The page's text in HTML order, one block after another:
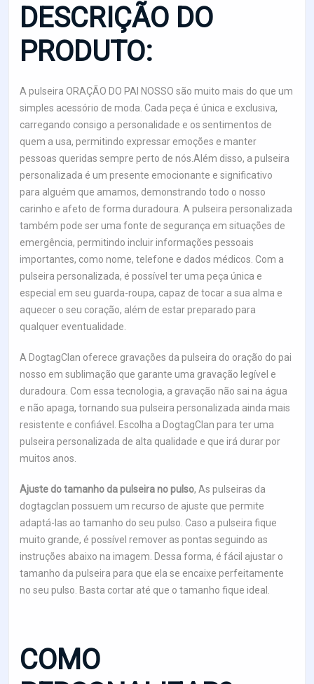
DESCRIÇÃO DO
PRODUTO:
A pulseira ORAÇÃO DO PAI NOSSO são muito mais do que um
simples acessório de moda. Cada peça é única e exclusiva,
carregando consigo a personalidade e os sentimentos de
quem a usa, permitindo expressar emoções e manter
pessoas queridas sempre perto de nós.Além disso, a pulseira
personalizada é um presente emocionante e significativo
para alguém que amamos, demonstrando todo o nosso
carinho e afeto de forma duradoura. A pulseira personalizada
também pode ser uma fonte de segurança em situações de
emergência, permitindo incluir informações pessoais
importantes, como nome, telefone e dados médicos. Com a
pulseira personalizada, é possível ter uma peça única e
especial em seu guarda-roupa, capaz de tocar a sua alma e
aquecer o seu coração, além de estar preparado para
qualquer eventualidade.
A DogtagClan oferece gravações da pulseira do oração do pai
nosso em sublimação que garante uma gravação legível e
duradoura. Com essa tecnologia, a gravação não sai na água
e não apaga, tornando sua pulseira personalizada ainda mais
resistente e confiável. Escolha a DogtagClan para ter uma
pulseira personalizada de alta qualidade e que irá durar por
muitos anos.
Ajuste do tamanho da pulseira no pulso, As pulseiras da
dogtagclan possuem um recurso de ajuste que permite
adaptá-las ao tamanho do seu pulso. Caso a pulseira fique
muito grande, é possível remover as pontas seguindo as
instruções abaixo na imagem. Dessa forma, é fácil ajustar o
tamanho da pulseira para que ela se encaixe perfeitamente
no seu pulso. Basta cortar até que o tamanho fique ideal.
COMO